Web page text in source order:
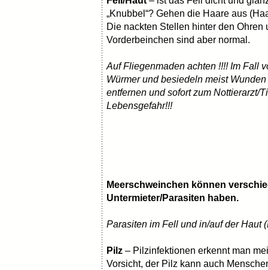
„Knubbel“? Gehen die Haare aus
Die nackten Stellen hinter den Ohren
Vorderbeinchen sind aber normal.
Auf Fliegenmaden achten !!!! Im Fall
Würmer und besiedeln meist
entfernen und sofort zum Nottierarzt/
Lebensgefahr!!!
Meerschweinchen können
Untermieter/Parasiten haben.
Parasiten im Fell und in/auf der Haut
Pilz – Pilzinfektionen erkennt man
Vorsicht, der Pilz kann auch